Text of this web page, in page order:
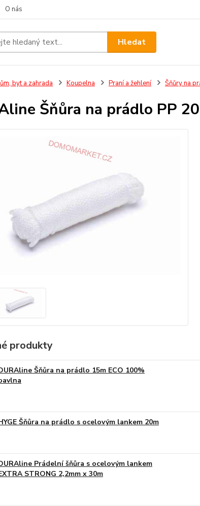
O nás
Hledat
byt a zahrada Koupelna Praní a žehlení Šňůry na
Šňůra na prádlo PP
produkty
Šňůra na prádlo 15m ECO 100%
Šňůra na prádlo s ocelovým lankem 20m
Prádelní šňůra s ocelovým lankem
STRONG 2,2mm x 30m